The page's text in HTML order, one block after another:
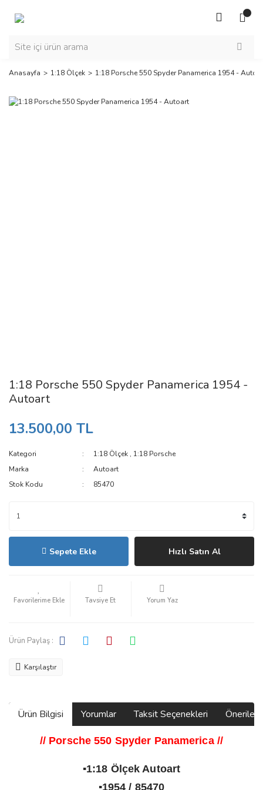
Anasayfa 1:18 Ölçek 1:18 Porsche 550 Spyder Panamerica 1954 -
1:18 Porsche 550 Spyder Panamerica 1954 -
Autoart
13.500,00 TL
Kategori 1:18 Ölçek , 1:18 Porsche
Marka
Autoart
Stok Kodu
85470
Sepete Ekle Hızlı Satın Al
Tavsiye Et Yorum Yaz
Ürün Paylaş :
Karşılaştır
Ürün Bilgisi Yorumlar Taksit Seçenekleri
// Porsche 550 Spyder Panamerica//
▪️1:18 Ölçek Autoart
▪️1954 / 85470